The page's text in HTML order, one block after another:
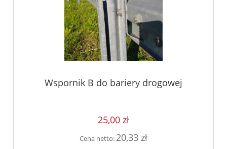
Wspornik B do bariery drogowej
25,00 zł
Cena netto: 20,33 zł